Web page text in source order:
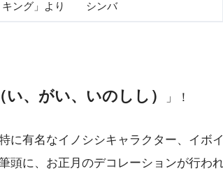
キング」より シンバ
い、がい、いのしし） 」！
に有名なイノシシキャラクター、イボ
頭に、お正月のデコレーションが行わ